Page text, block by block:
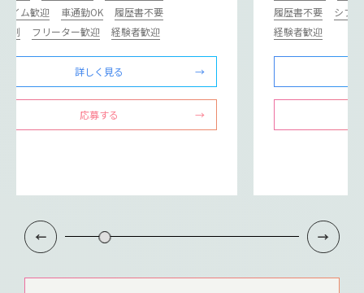
イム歓迎
車通勤OK
履歴書不要
制
フリーター歓迎 経験者歓迎
詳しく見る
応募する
履歴書不要
シフ
経験者歓迎